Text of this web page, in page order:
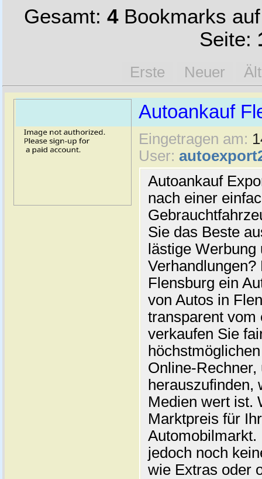
Gesamt: 4Bookmarks
Seite:
Erste Neuer
Autoankauf
Eingetragen am:
User:
Autoankauf
nach einer
Sie das Beste
lästige
Flensburg ein
von Autos in
transparent vom
verkaufen Sie
Online-
herauszufinden,
Medien wert ist.
Marktpreis für
jedoch noch
wie Extras oder